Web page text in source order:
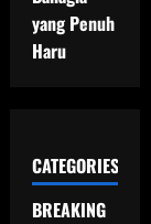
yang Penuh
Haru
CATEGORIES
BREAKING